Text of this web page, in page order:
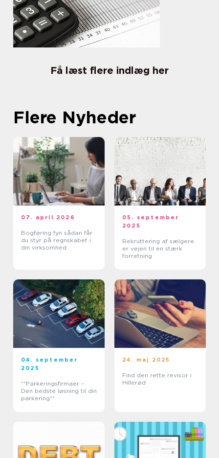
Få læst flere indlæg her
Flere Nyheder
07. april 2026
Bogføring fyn sådan får
du styr på regnskabet i
din virksomhed
05. september
2025
Rekruttering af sælgere
er vejen til en stærk
forretning
04. september
2025
**Parkeringsfirmaer –
Den bedste løsning til din
parkering**
24. maj 2025
Find den rette revisor i
Hillerød